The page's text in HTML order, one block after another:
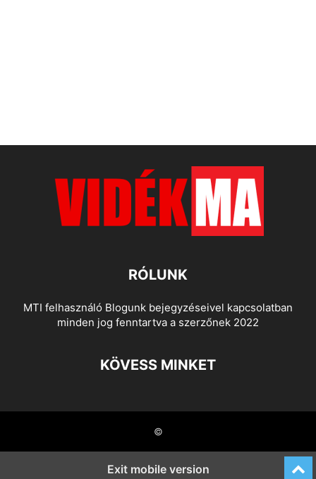
RÓLUNK
MTI felhasználó Blogunk bejegyzéseivel kapcsolatban
minden jog fenntartva a szerzőnek 2022
KÖVESS MINKET
©
Exit mobile version